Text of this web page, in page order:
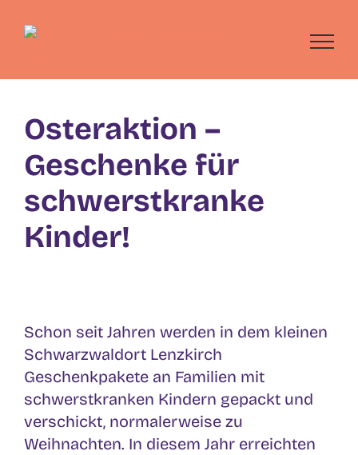
Osteraktion –
Geschenke für
schwerstkranke
Kinder!
Schon seit Jahren werden in dem kleinen
Schwarzwaldort Lenzkirch
Geschenkpakete an Familien mit
schwerstkranken Kindern gepackt und
verschickt, normalerweise zu
Weihnachten. In diesem Jahr erreichten